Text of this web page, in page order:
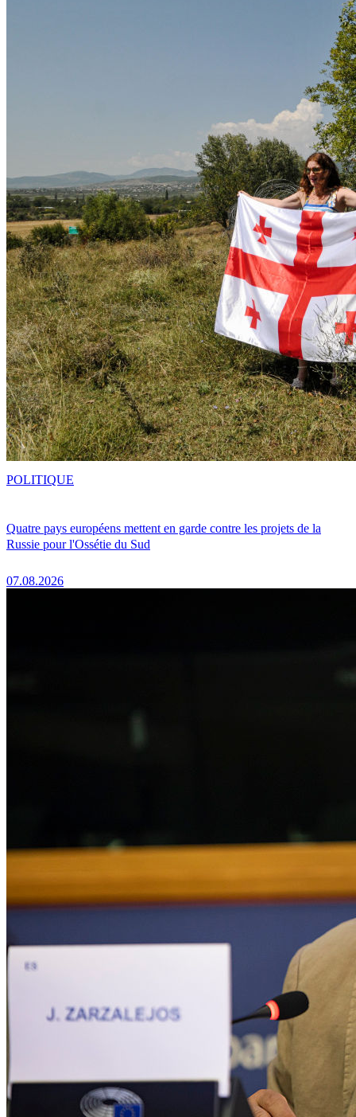
Quatre pays européens mettent en garde contre les projets de la
Russie pour l'Ossétie du Sud
07.08.2026
POLITIQUE